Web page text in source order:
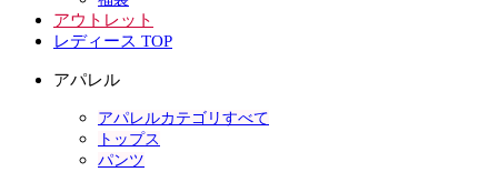
アウトレット
レディース TOP
アパレル
アパレルカテゴリすべて
トップス
パンツ